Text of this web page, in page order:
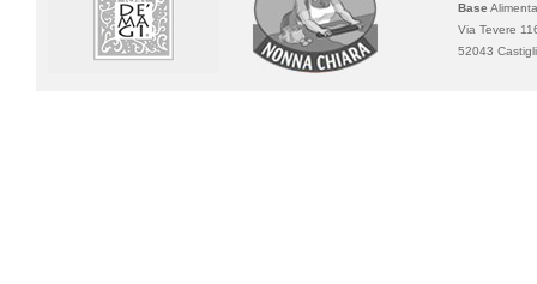
Base
Via Tevere
52043